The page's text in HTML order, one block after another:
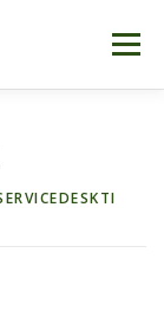
Menu